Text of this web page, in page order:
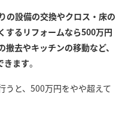
の設備の交換やクロス・床の
するリフォームなら500万円
撤去やキッチンの移動など、
きます。
うと、500万円をやや超えて